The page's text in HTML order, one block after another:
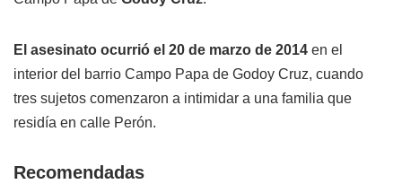
El asesinato ocurrió el 20 de marzo de 2014 en el
interior del barrio Campo Papa de Godoy Cruz, cuando
tres sujetos comenzaron a intimidar a una familia que
residía en calle Perón.
Recomendadas